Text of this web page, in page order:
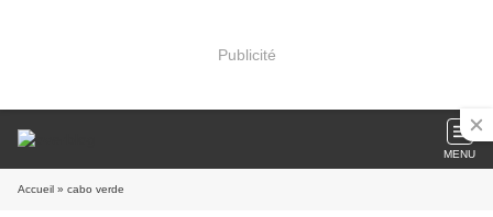
Publicité
MENU
Accueil » cabo verde